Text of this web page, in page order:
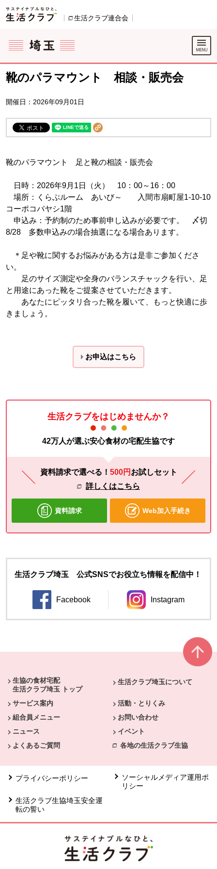
ページの先頭です。
生活クラブ連合会
ここからサイト内共通メニューです。
サイト内共通メニューをスキップする
サイト内共通メニューここまで。
靴のパラマウント 相談・販売会
開催日：2026年09月01日
靴のパラマウント 足と靴の相談・販売会
日時：2026年9月1日（火） 10：00～16：00
場所：くらぶルーム あいび～ 入間市扇町屋1-10-10
コーポコバヤシ1階
申込み：予約制のため事前申し込みが必要です。 〆切
8/28 多数申込みの場合抽選になる場合あります。
＊足や靴に関するお悩みがある方は是非ご参加くださ
い。
足のサイズ測定や全身のバランスチャックを行い、足
と用途にあった靴をご提案させていただきます。
あなたにピッタリ合った靴を履いて、もっと快適に歩
きましょう。
お申込はこちら
生活クラブをはじめませんか？
42万人が選ぶ安心食材の宅配生協です
資料請求で選べる！ 500円 お試しセット
詳しくはこちら
資料請求 Web加入手続き
生活クラブ埼玉 公式SNSでお役立ち情報を配信中！
Facebook
別のウィンドウで開きます。
Instagram
別のウィンドウ
生協の食材宅配
生活クラブ埼玉 トップ
生活クラブ埼玉について
サービス案内
活動・とりくみ
組合員メニュー
お問い合わせ
ニュース
イベント
よくあるご質問
各地の生活クラブ生協
プライバシーポリシー
ソーシャルメディア運用ポ
リシー
生活クラブ生協埼玉安全運
転の誓い